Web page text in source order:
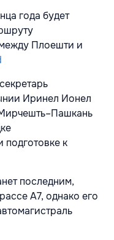
года будет
Плоешти и
Иринел Ионел
подготовке к
последним,
A7, однако его